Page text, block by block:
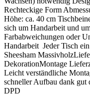
Rechteckige Form
Höhe: ca. 40 cm
sich um Handarbeit und
Farbabweichungen oder
Handarbeit Jeder Tisch
Sheesham
DekorationMontage
Leicht verständliche
schneller Aufbau dank
DPD